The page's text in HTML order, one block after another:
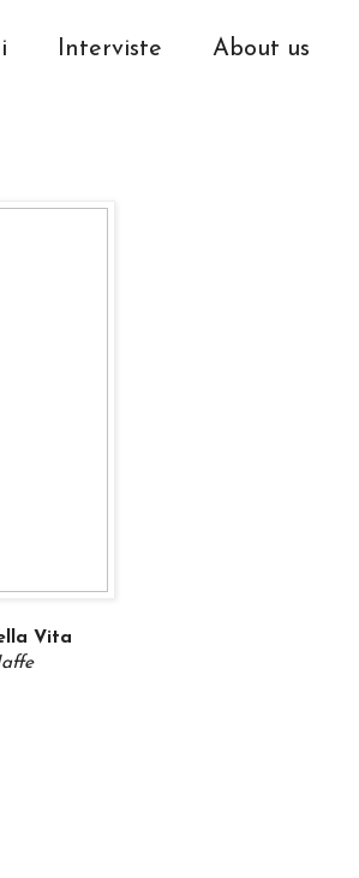
Interviste About us
Vita